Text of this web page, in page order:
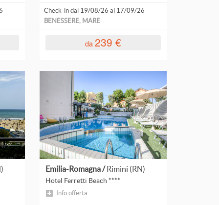
Check-in dal 19/08/26 al 17/09/26
BENESSERE, MARE
da 239 €
Emilia-Romagna /Rimini (RN)
Hotel Ferretti Beach ****
Info offerta